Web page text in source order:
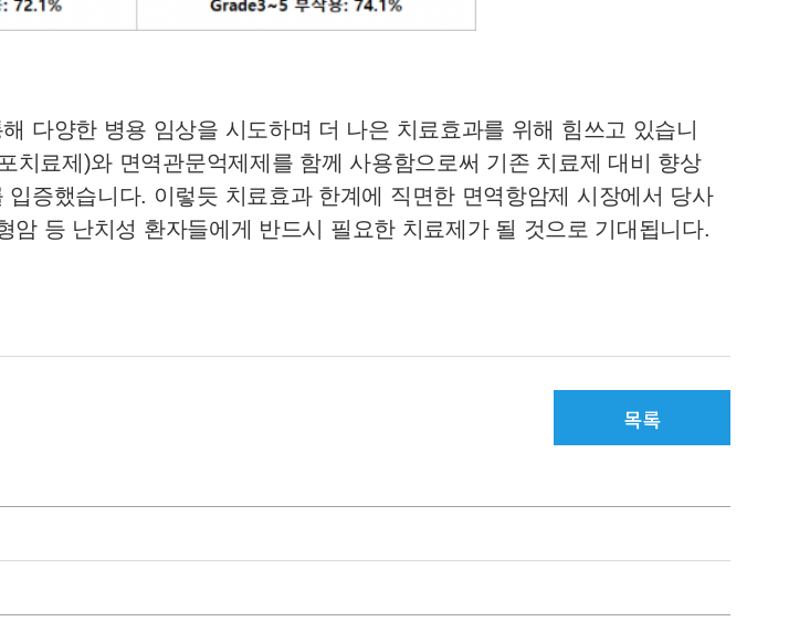
다양한 병용 임상을 시도하며 더 나은 치료효과를 위해 힘쓰고 있습니
치료제)와 면역관문억제제를 함께 사용함으로써 기존 치료제 대비 향상
증했습니다. 이렇듯 치료효과 한계에 직면한 면역항암제 시장에서 당사
목록